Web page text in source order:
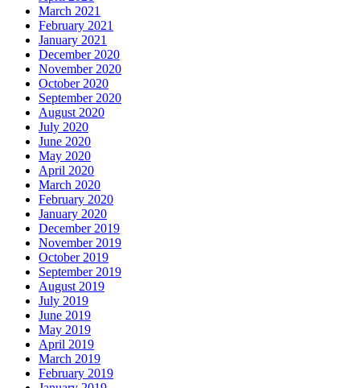
March 2021
February 2021
January 2021
December 2020
November 2020
October 2020
September 2020
August 2020
July 2020
June 2020
May 2020
April 2020
March 2020
February 2020
January 2020
December 2019
November 2019
October 2019
September 2019
August 2019
July 2019
June 2019
May 2019
April 2019
March 2019
February 2019